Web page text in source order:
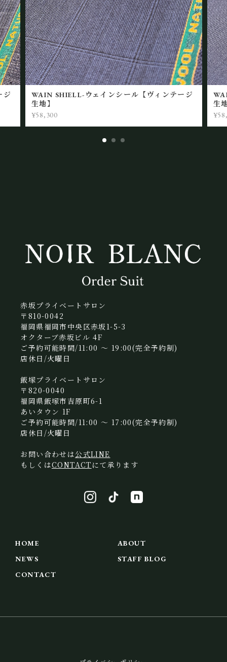
ジ
WAIN SHIELL-ウェインシール【ヴィンテージ
生地】
¥58,300
生
赤坂プライベートサロン
〒810-0042
福岡県福岡市中央区赤坂1-5-3
オクターブ赤坂ビル 4F
ご予約可能時間/11:00 〜 19:00(完全予約制)
店休日/火曜日
飯塚プライベートサロン
〒820-0040
福岡県飯塚市吉原町6-1
あいタウン 1F
ご予約可能時間/11:00 〜 17:00(完全予約制)
店休日/火曜日
お問い合わせは公式LINE
もしくはCONTACT にて承ります
HOME
ABOUT
NEWS
STAFF BLOG
CONTACT